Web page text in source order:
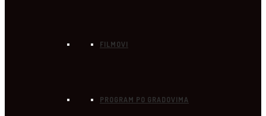
FILMOVI
PROGRAM PO GRADOVIMA